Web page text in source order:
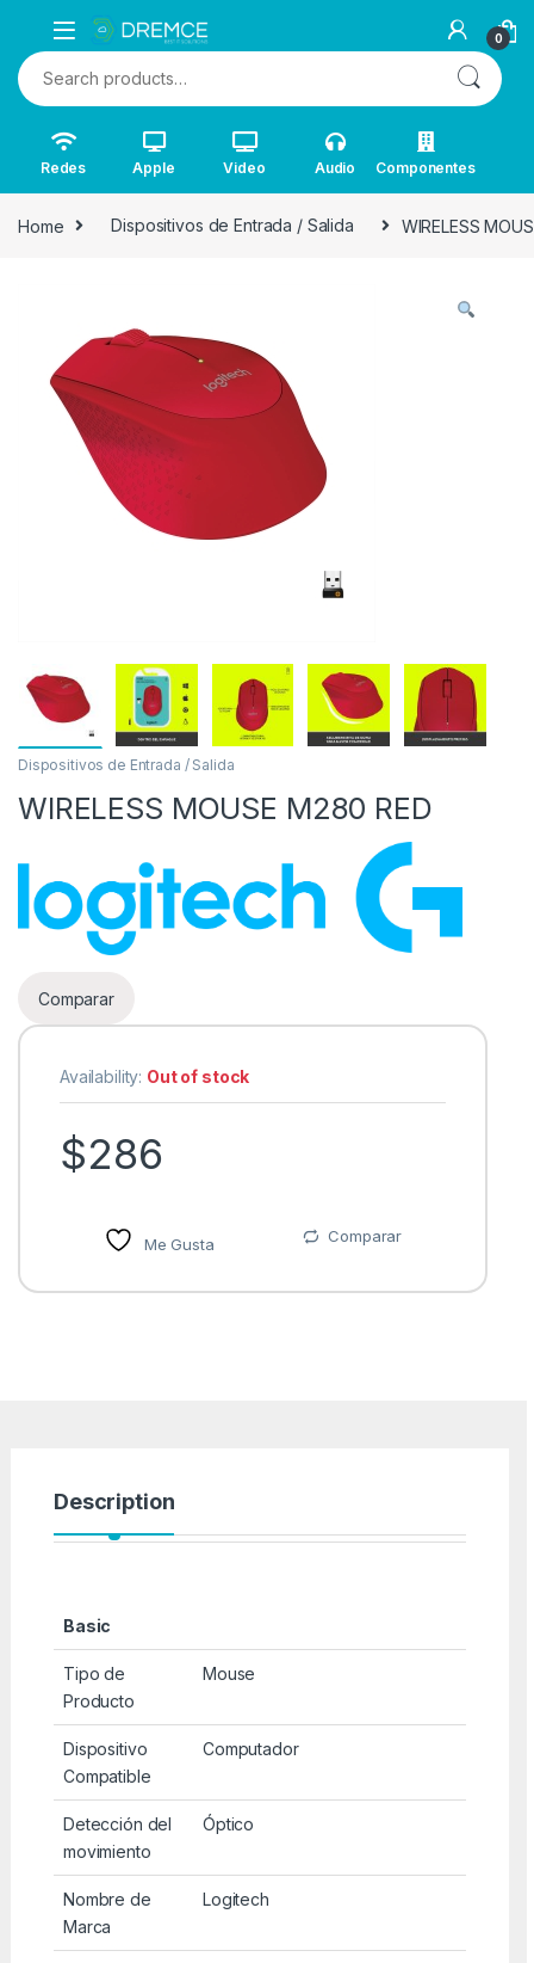
0
Search for:
Redes Apple Video Audio Componentes
Home Dispositivos de Entrada / Salida WIRELESS
Dispositivos de Entrada / Salida
WIRELESS MOUSE M280 RED
Comparar
Availability: Out of stock
$286
Me Gusta Comparar
Description
Basic
Tipo de
Producto
Mouse
Dispositivo
Compatible
Computador
Detección del
movimiento
Óptico
Nombre de
Marca
Logitech